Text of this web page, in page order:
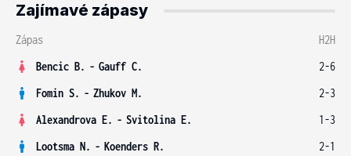
Zajímavé zápasy
Zápas
H2H
Bencic B. - Gauff C.
2-6
Fomin S. - Zhukov M.
2-3
Alexandrova E. - Svitolina E.
1-3
Lootsma N. - Koenders R.
2-1